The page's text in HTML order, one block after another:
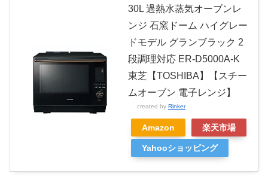
30L 過熱水蒸気オーブンレ
ンジ 石窯ドーム ハイグレー
ドモデル グランブラック 2
段調理対応 ER-D5000A-K
東芝【TOSHIBA】【スチー
ムオーブン 電子レンジ】
created by Rinker
Amazon 楽天市場
Yahooショッピング